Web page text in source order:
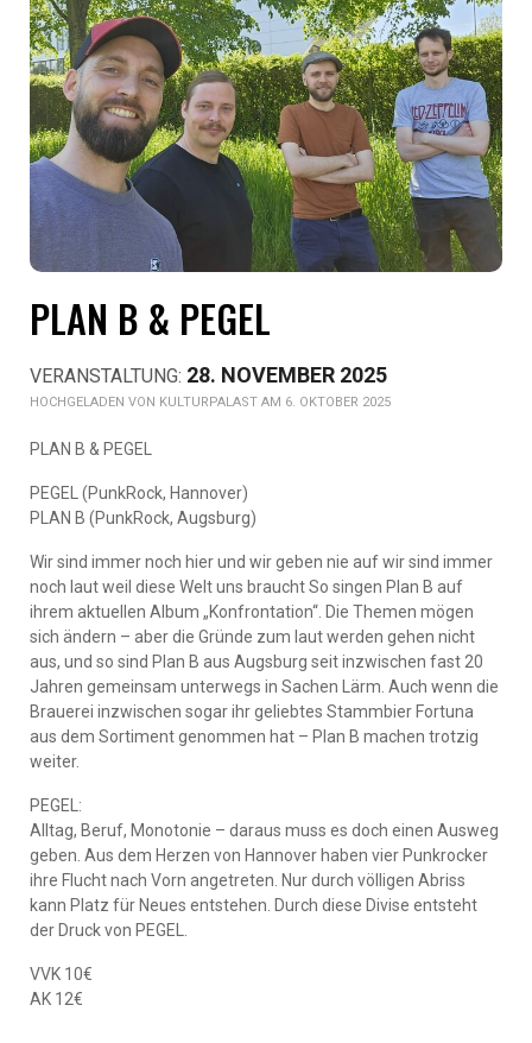
PLAN B & PEGEL
28. NOVEMBER 2025
KULTURPALAST AM 6. OKTOBER 2025
PLAN B & PEGEL
PEGEL (PunkRock, Hannover)
PLAN B (PunkRock, Augsburg)
Wir sind immer noch hier und wir geben nie auf wir sind immer
noch laut weil diese Welt uns braucht So singen Plan B auf
ihrem aktuellen Album „Konfrontation“. Die Themen mögen
sich ändern – aber die Gründe zum laut werden gehen nicht
aus, und so sind Plan B aus Augsburg seit inzwischen fast 20
Jahren gemeinsam unterwegs in Sachen Lärm. Auch wenn die
Brauerei inzwischen sogar ihr geliebtes Stammbier Fortuna
aus dem Sortiment genommen hat – Plan B machen trotzig
weiter.
PEGEL:
Alltag, Beruf, Monotonie – daraus muss es doch einen Ausweg
geben. Aus dem Herzen von Hannover haben vier Punkrocker
ihre Flucht nach Vorn angetreten. Nur durch völligen Abriss
kann Platz für Neues entstehen. Durch diese Divise entsteht
der Druck von PEGEL.
VVK 10€
AK 12€